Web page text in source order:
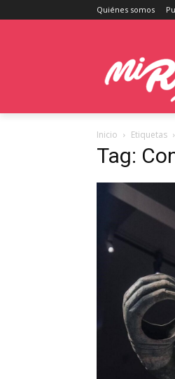
Quiénes somos
Inicio Etiquetas
Tag: